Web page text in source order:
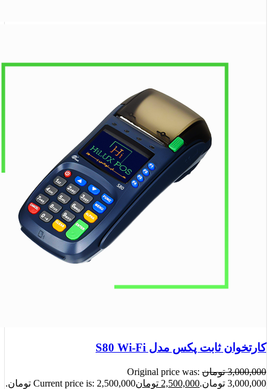
کارتخوان ثابت پکس مدل S80 Wi-Fi
3,000,000 تومان Original price was:
3,000,000 تومان.
2,500,000 تومانCurrent price is: 2,500,000 تومان.